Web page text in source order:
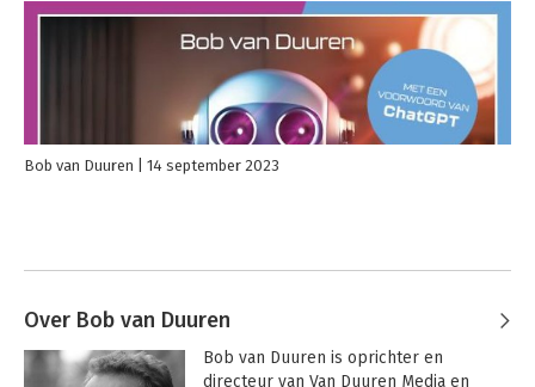
Bob van Duuren 14 september 2023
Over Bob van Duuren
Bob van Duuren is oprichter en
directeur van Van Duuren Media en